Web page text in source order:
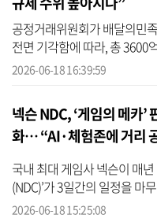
공정거래위원회가 배달의민
전면 기각함에 따라, 총 3600
정위는 경쟁질서 훼손의 중대
2026-06-18 16:39:59
넥슨 NDC, ‘게임의 메카’
화… “AI·체험존에 거리
러져”
국내 최대 게임사 넥슨이 매
(NDC)’가 3일간의 일정을 마
해 게임 아트 전시회와 야외
2026-06-18 15:25:08